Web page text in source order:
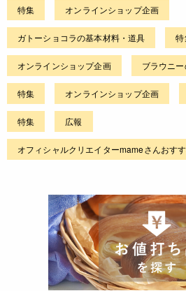
特集 オンラインショップ企画
ガトーショコラの基本材料・道具
オンラインショップ企画 ブラウニ
特集 オンラインショップ企画
特集 広報
オフィシャルクリエイターmameさんおす